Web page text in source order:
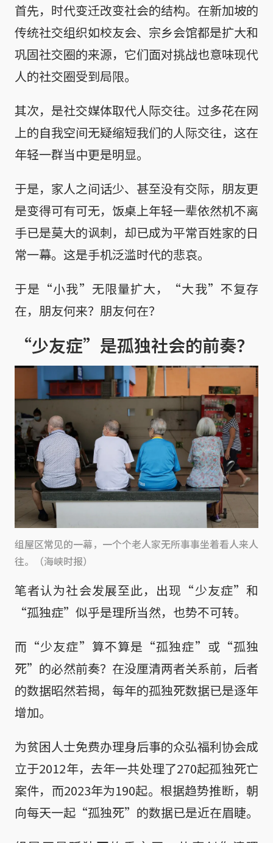
首先，时代变迁改变社会的结构。在新加坡的
传统社交组织如校友会、宗乡会馆都是扩大和
巩固社交圈的来源，它们面对挑战也意味现代
人的社交圈受到局限。
其次，是社交媒体取代人际交往。过多花在网
上的自我空间无疑缩短我们的人际交往，这在
年轻一群当中更是明显。
于是，家人之间话少、甚至没有交际，朋友更
是变得可有可无，饭桌上年轻一辈依然机不离
手已是莫大的讽刺，却已成为平常百姓家的日
常一幕。这是手机泛滥时代的悲哀。
于是“小我”无限量扩大，“大我”不复存
在，朋友何来？朋友何在？
“少友症”是孤独社会的前奏？
组屋区常见的一幕，一个个老人家无所事事坐着看人来人
往。（海峡时报）
笔者认为社会发展至此，出现“少友症”和
“孤独症”似乎是理所当然，也势不可转。
而“少友症”算不算是“孤独症”或“孤独
死”的必然前奏？在没厘清两者关系前，后者
的数据昭然若揭，每年的孤独死数据已是逐年
增加。
为贫困人士免费办理身后事的众弘福利协会成
立于2012年，去年一共处理了270起孤独死亡
案件，而2023年为190起。根据趋势推断，朝
向每天一起“孤独死”的数据已是近在眉睫。